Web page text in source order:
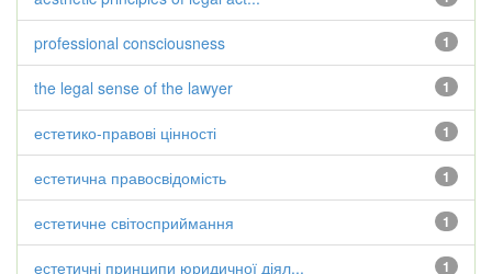
1
professional consciousness
1
the legal sense of the lawyer
1
естетико-правові цінності
1
естетична правосвідомість
1
естетичне світосприймання
1
естетичні принципи юридичної діял...